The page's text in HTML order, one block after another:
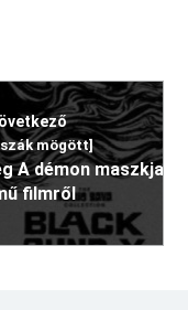
mögött]
A démon maszkja
filmről